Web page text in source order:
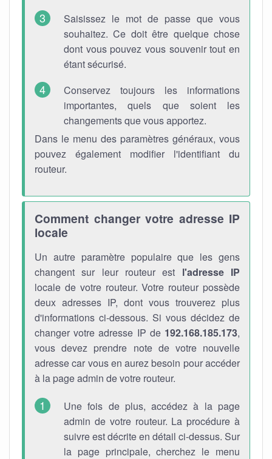
Saisissez le mot de passe que vous
souhaitez. Ce doit être quelque chose
dont vous pouvez vous souvenir tout en
étant sécurisé.
Conservez toujours les informations
importantes, quels que soient les
changements que vous apportez.
Dans le menu des paramètres généraux, vous
pouvez également modifier l'identifiant du
routeur.
Comment changer votre adresse IP
locale
Un autre paramètre populaire que les gens
changent sur leur routeur est l'adresse IP
locale de votre routeur. Votre routeur possède
deux adresses IP, dont vous trouverez plus
d'informations ci-dessous. Si vous décidez de
changer votre adresse IP de 192.168.185.173,
vous devez prendre note de votre nouvelle
adresse car vous en aurez besoin pour accéder
à la page admin de votre routeur.
Une fois de plus, accédez à la page
admin de votre routeur. La procédure à
suivre est décrite en détail ci-dessus. Sur
la page principale, cherchez le menu